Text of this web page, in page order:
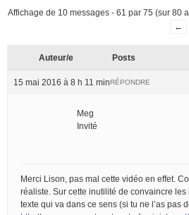
Affichage de 10 messages - 61 par 75 (sur 80
←
Auteur/e Posts
15 mai 2016 à 8 h 11 minRÉPONDRE
Meg
Invité
Merci Lison, pas mal cette vidéo en effet.
réaliste. Sur cette inutilité de convaincre
texte qui va dans ce sens (si tu ne l’as pas